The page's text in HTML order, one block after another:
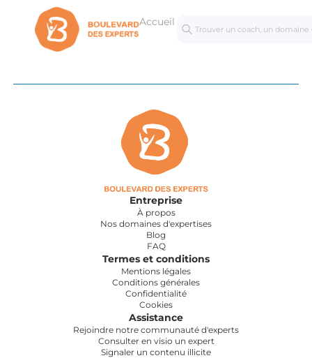
Accueil
Séances
personnalisées
Entreprise
À propos
Nos domaines d'expertises
Blog
FAQ
Termes et conditions
Mentions légales
Conditions générales
Confidentialité
Cookies
Assistance
Rejoindre notre communauté d'experts
Consulter en visio un expert
Signaler un contenu illicite